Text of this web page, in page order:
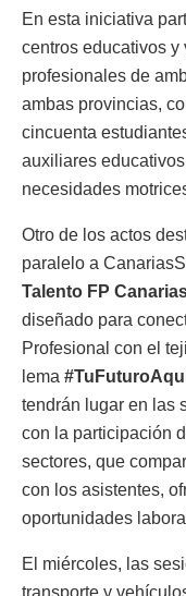
En esta iniciativa
centros educativos
profesionales de
ambas provincias,
cincuenta
auxiliares
necesidades
Otro de los actos
paralelo a
Talento FP
diseñado para
Profesional con el
lema
tendrán lugar en las
con la participación
sectores, que
con los asistentes,
oportunidades
El miércoles, las
transporte y